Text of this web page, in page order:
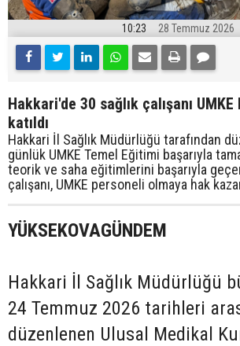
10:23 28 Temmuz 2026
Hakkari'de 30 sağlık çalışanı
katıldı
Hakkari İl Sağlık Müdürlüğü tarafından
günlük UMKE Temel Eğitimi başarıyla
teorik ve saha eğitimlerini başarıyla
çalışanı, UMKE personeli olmaya hak
YÜKSEKOVAGÜNDEM
Hakkari İl Sağlık Müdürlüğü
24 Temmuz 2026 tarihleri
düzenlenen Ulusal Medikal